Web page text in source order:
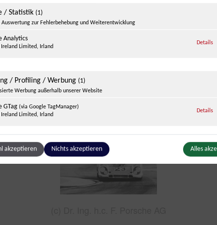
1965: Herrmann vor dem Start zum 1000 km
Rennen (c) Lothar Spurzem
/ Statistik (1)
Auswertung zur Fehlerbehebung und Weiterentwicklung
Analytics
Ireland Limited, Irland
Details
/ Profiling / Werbung (1)
Werbung außerhalb unserer Website
GTag (via Google TagManager)
Ireland Limited, Irland
Details
Inhalte(1)
akzeptieren Nichts akzeptieren Alles